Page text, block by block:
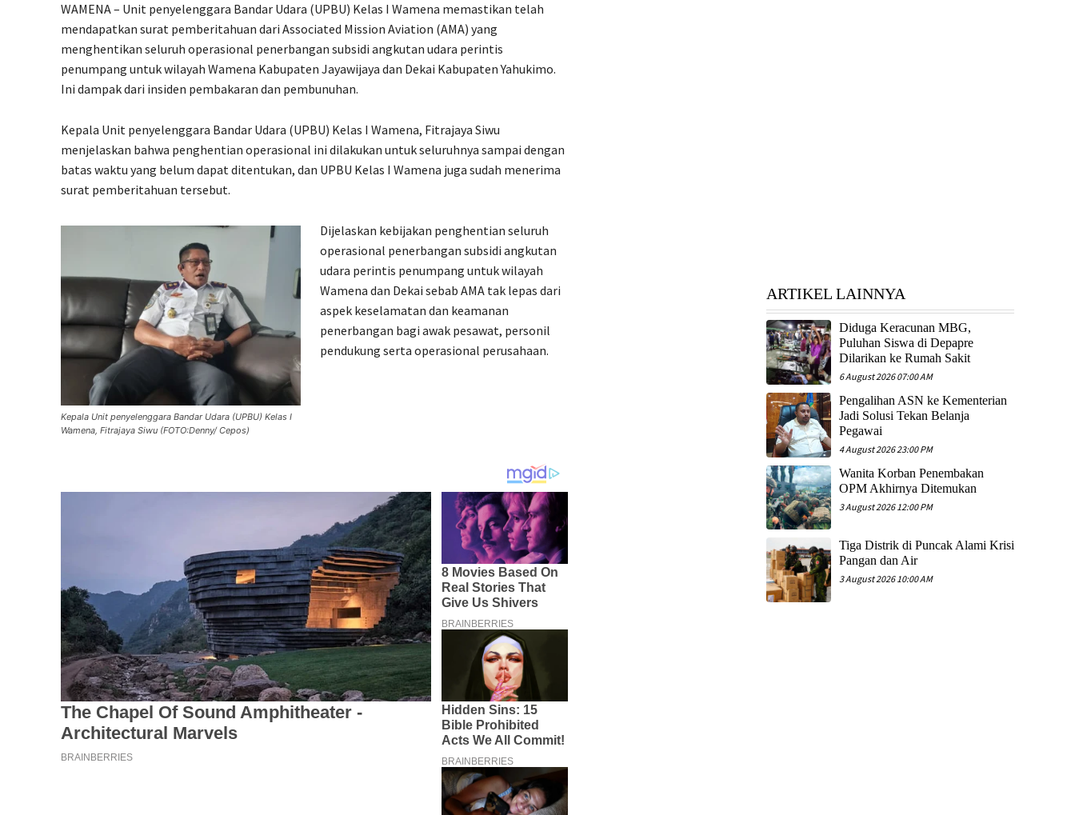
WAMENA – Unit penyelenggara Bandar Udara (UPBU) Kelas I Wamena memastikan telah
mendapatkan surat pemberitahuan dari Associated Mission Aviation (AMA) yang
menghentikan seluruh operasional penerbangan subsidi angkutan udara perintis
penumpang untuk wilayah Wamena Kabupaten Jayawijaya dan Dekai Kabupaten Yahukimo.
Ini dampak dari insiden pembakaran dan pembunuhan.
Kepala Unit penyelenggara Bandar Udara (UPBU) Kelas I Wamena, Fitrajaya Siwu
menjelaskan bahwa penghentian operasional ini dilakukan untuk seluruhnya sampai dengan
batas waktu yang belum dapat ditentukan, dan UPBU Kelas I Wamena juga sudah menerima
surat pemberitahuan tersebut.
Kepala Unit penyelenggara Bandar Udara (UPBU) Kelas I
Wamena, Fitrajaya Siwu (FOTO:Denny/ Cepos)
Dijelaskan kebijakan penghentian seluruh
operasional penerbangan subsidi angkutan
udara perintis penumpang untuk wilayah
Wamena dan Dekai sebab AMA tak lepas dari
aspek keselamatan dan keamanan
penerbangan bagi awak pesawat, personil
pendukung serta operasional perusahaan.
ARTIKEL LAINNYA
Diduga Keracunan MBG,
Puluhan Siswa di Depapre
Dilarikan ke Rumah Sakit
6 August 2026 07:00 AM
Pengalihan ASN ke Kementerian
Jadi Solusi Tekan Belanja
Pegawai
4 August 2026 23:00 PM
Wanita Korban Penembakan
OPM Akhirnya Ditemukan
3 August 2026 12:00 PM
Tiga Distrik di Puncak Alami Krisi
Pangan dan Air
3 August 2026 10:00 AM